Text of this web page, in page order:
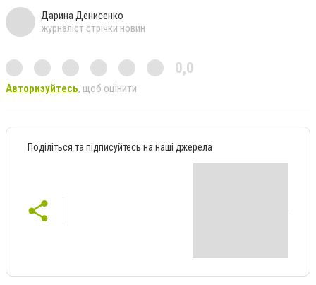
Дарина Денисенко
журналіст стрічки новин
0,0
Авторизуйтесь, щоб оцінити
Поділіться та підписуйтесь на наші джерела